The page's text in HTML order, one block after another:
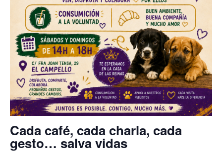
Cada café, cada charla, cada
gesto… salva vidas